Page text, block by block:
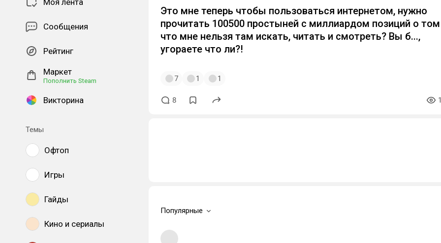
Моя лента
Сообщения
Рейтинг
Маркет
Пополнить Steam
Викторина
Темы
Офтоп
Игры
Гайды
Кино и сериалы
Это мне теперь чтобы пользоваться интернетом, нужно
прочитать 100500 простыней с миллиардом позиций о том
что мне нельзя там искать, читать и смотреть? Вы б...,
угораете что ли?!
7 1 1
8
Популярные